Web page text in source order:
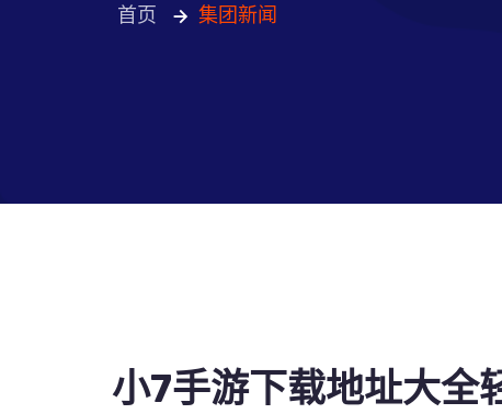
首页 集团新闻
小7手游下载地址大全